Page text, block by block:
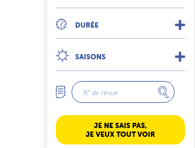
DURÉE
SAISONS
JE NE SAIS PAS,
JE VEUX TOUT VOIR